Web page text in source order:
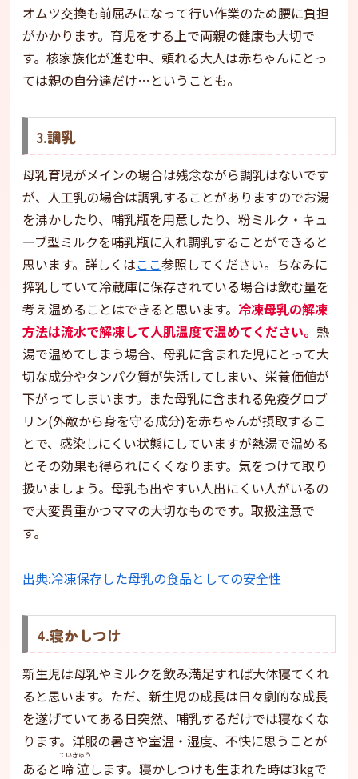
オムツ交換も前屈みになって行い作業のため腰に負担
がかかります。育児をする上で両親の健康も大切で
す。核家族化が進む中、頼れる大人は赤ちゃんにとっ
ては親の自分達だけ…ということも。
3.調乳
母乳育児がメインの場合は残念ながら調乳はないです
が、人工乳の場合は調乳することがありますのでお湯
を沸かしたり、哺乳瓶を用意したり、粉ミルク・キュ
ーブ型ミルクを哺乳瓶に入れ調乳することができると
思います。詳しくはここ参照してください。ちなみに
搾乳していて冷蔵庫に保存されている場合は飲む量を
考え温めることはできると思います。 冷凍母乳の解凍
方法は流水で解凍して人肌温度で温めてください。 熱
湯で温めてしまう場合、母乳に含まれた児にとって大
切な成分やタンパク質が失活してしまい、栄養価値が
下がってしまいます。また母乳に含まれる免疫グロブ
リン(外敵から身を守る成分)を赤ちゃんが摂取するこ
とで、感染しにくい状態にしていますが熱湯で温める
とその効果も得られにくくなります。気をつけて取り
扱いましょう。母乳も出やすい人出にくい人がいるの
で大変貴重かつママの大切なものです。取扱注意で
す。
出典:冷凍保存した母乳の食品としての安全性
4.寝かしつけ
新生児は母乳やミルクを飲み満足すれば大体寝てくれ
ると思います。ただ、新生児の成長は日々劇的な成長
を遂げていてある日突然、哺乳するだけでは寝なくな
ります。洋服の暑さや室温・湿度、不快に思うことが
あると啼泣
ていきゅう
します。寝かしつけも生まれた時は3kgで